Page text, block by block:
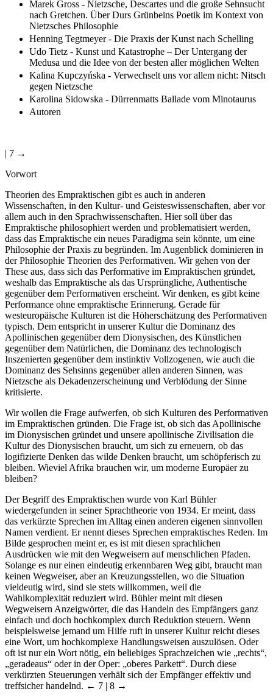
Marek Gross - Nietzsche, Descartes und die große Sehnsucht
nach Gretchen. Über Durs Grünbeins Poetik im Kontext von
Nietzsches Philosophie
Henning Tegtmeyer - Die Praxis der Kunst nach Schelling
Udo Tietz - Kunst und Katastrophe – Der Untergang der
Medusa und die Idee von der besten aller möglichen Welten
Kalina Kupczyńska - Verwechselt uns vor allem nicht: Nitsch
gegen Nietzsche
Karolina Sidowska - Dürrenmatts Ballade vom Minotaurus
Autoren
| 7 →
Vorwort
Theorien des Empraktischen gibt es auch in anderen
Wissenschaften, in den Kultur- und Geisteswissenschaften, aber vor
allem auch in den Sprachwissenschaften. Hier soll über das
Empraktische philosophiert werden und problematisiert werden,
dass das Empraktische ein neues Paradigma sein könnte, um eine
Philosophie der Praxis zu begründen. Im Augenblick dominieren in
der Philosophie Theorien des Performativen. Wir gehen von der
These aus, dass sich das Performative im Empraktischen gründet,
weshalb das Empraktische als das Ursprüngliche, Authentische
gegenüber dem Performativen erscheint. Wir denken, es gibt keine
Performance ohne empraktische Erinnerung. Gerade für
westeuropäische Kulturen ist die Höherschätzung des Performativen
typisch. Dem entspricht in unserer Kultur die Dominanz des
Apollinischen gegenüber dem Dionysischen, des Künstlichen
gegenüber dem Natürlichen, die Dominanz des technologisch
Inszenierten gegenüber dem instinktiv Vollzogenen, wie auch die
Dominanz des Sehsinns gegenüber allen anderen Sinnen, was
Nietzsche als Dekadenzerscheinung und Verblödung der Sinne
kritisierte.
Wir wollen die Frage aufwerfen, ob sich Kulturen des Performativen
im Empraktischen gründen. Die Frage ist, ob sich das Apollinische
im Dionysischen gründet und unsere apollinische Zivilisation die
Kultur des Dionysischen braucht, um sich zu erneuern, ob das
logifizierte Denken das wilde Denken braucht, um schöpferisch zu
bleiben. Wieviel Afrika brauchen wir, um moderne Europäer zu
bleiben?
Der Begriff des Empraktischen wurde von Karl Bühler
wiedergefunden in seiner Sprachtheorie von 1934. Er meint, dass
das verkürzte Sprechen im Alltag einen anderen eigenen sinnvollen
Namen verdient. Er nennt dieses Sprechen empraktisches Reden. Im
Bilde gesprochen meint er, es ist mit diesen sprachlichen
Ausdrücken wie mit den Wegweisern auf menschlichen Pfaden.
Solange es nur einen eindeutig erkennbaren Weg gibt, braucht man
keinen Wegweiser, aber an Kreuzungsstellen, wo die Situation
vieldeutig wird, sind sie stets willkommen, weil die
Wahlkomplexität reduziert wird. Bühler meint mit diesen
Wegweisern Anzeigwörter, die das Handeln des Empfängers ganz
einfach und doch hochkomplex durch Reduktion steuern. Wenn
beispielsweise jemand um Hilfe ruft in unserer Kultur reicht dieses
eine Wort, um hochkomplexe Handlungsweisen auszulösen. Oder
oft ist nur ein Wort nötig, ein beliebiges Sprachzeichen wie „rechts“,
„geradeaus“ oder in der Oper: „oberes Parkett“. Durch diese
verkürzten Steuerungen verhält sich der Empfänger effektiv und
treffsicher handelnd. ← 7 | 8 →